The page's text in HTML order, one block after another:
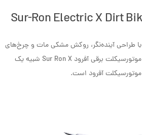
با طراحی آینده‌نگر، روکش مشکی مات و چرخ‌های
آفرود بسیار زیباست. ساختار موتورسیکلت برقی آفرود Sur Ron X شبیه یک
آفرود است.